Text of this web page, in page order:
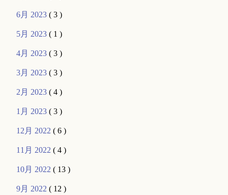
6月 2023( 3 )
5月 2023( 1 )
4月 2023( 3 )
3月 2023( 3 )
2月 2023( 4 )
1月 2023( 3 )
12月 2022( 6 )
11月 2022( 4 )
10月 2022( 13 )
9月 2022( 12 )